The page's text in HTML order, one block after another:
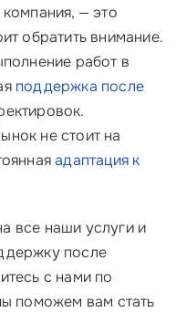
— это
обратить внимание.
работ в
поддержка после
не стоит на
адаптация к
все наши услуги и
после
с нами по
поможем вам стать